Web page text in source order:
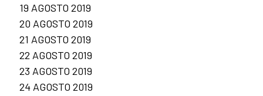
19 AGOSTO 2019
20 AGOSTO 2019
21 AGOSTO 2019
22 AGOSTO 2019
23 AGOSTO 2019
24 AGOSTO 2019